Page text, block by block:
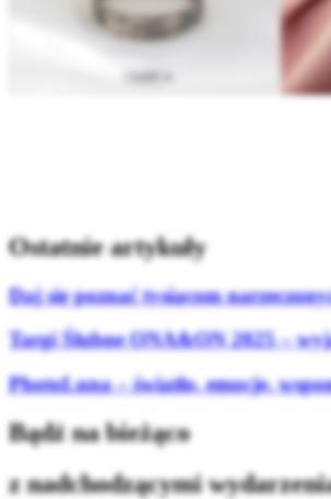
Ostatnie artykuły
Daj się poznać tysiącom
Targi Ślubne ONA&ON 2025 –
PhotoLuna – światło, emocje,
Bądź na bieżąco
z nadchodzącymi